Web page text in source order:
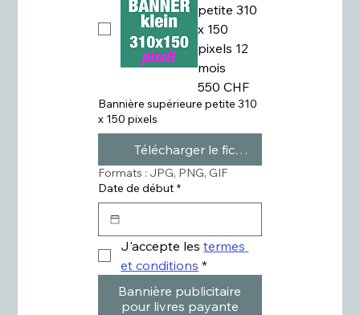
petite 310
x 150
pixels 12
mois
550 CHF
Bannière supérieure petite 310
x 150 pixels
Télécharger le fichier
Formats : JPG, PNG, GIF
Date de début *
J'accepte les termes
et conditions *
Bannière publicitaire
pour livres payante